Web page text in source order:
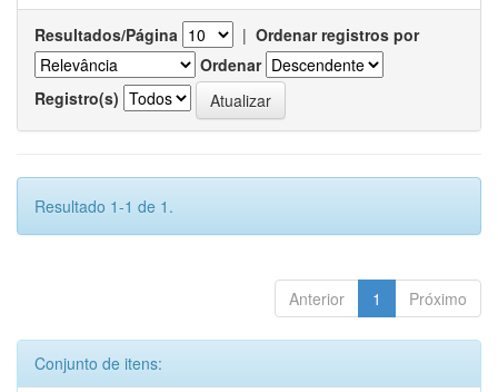
Resultados/Página | Ordenar registros por
Ordenar
Registro(s)
Resultado 1-1 de 1.
Anterior 1 Próximo
Conjunto de itens: